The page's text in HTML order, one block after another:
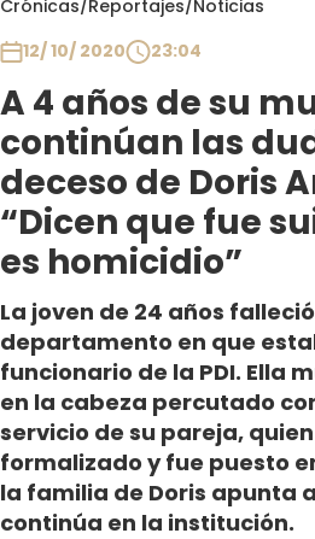
Crónicas/Reportajes/Noticias
12/ 10/ 2020
23:04
A 4 años de su
continúan las
deceso de Doris
“Dicen que fue
es homicidio”
La joven de 24 años
departamento en que
funcionario de la PDI. Ella
en la cabeza percutado
servicio de su pareja,
formalizado y fue puesto
la familia de Doris apunta
continúa en la institución.
Club De La Comedia
Contigo en Directo
Plan Perfecto
El Tiempo
Sabingo
Todos Los Programas